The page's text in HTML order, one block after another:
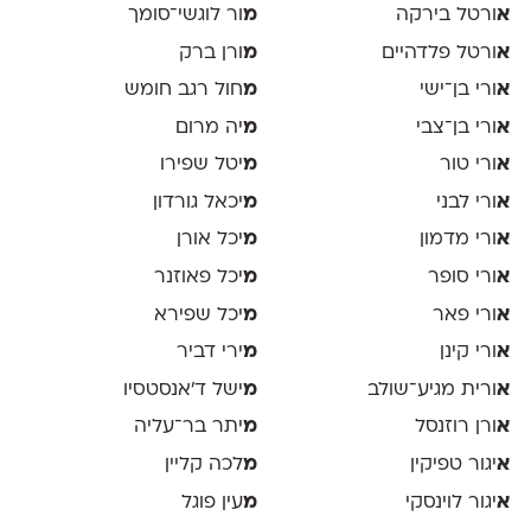
אורטל בירקה
אורטל פלדהיים
אורי בן־ישי
אורי בן־צבי
אורי טור
אורי לבני
אורי מדמון
אורי סופר
אורי פאר
אורי קינן
אורית מגיע־שולב
אורן רוזנסל
איגור טפיקין
איגור לוינסקי
מ ור לוגשי־סומך
מורן ברק
מחול רגב חומש
מיה מרום
מיטל שפירו
מיכאל גורדון
מיכל אורן
מיכל פאוזנר
מיכל שפירא
מירי דביר
מישל ד׳אנסטסיו
מיתר בר־עליה
מלכה קליין
מעין פוגל